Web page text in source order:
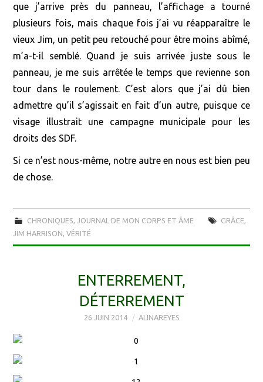
que j’arrive près du panneau, l’affichage a tourné
plusieurs fois, mais chaque fois j’ai vu réapparaître le
vieux Jim, un petit peu retouché pour être moins abîmé,
m’a-t-il semblé. Quand je suis arrivée juste sous le
panneau, je me suis arrêtée le temps que revienne son
tour dans le roulement. C’est alors que j’ai dû bien
admettre qu’il s’agissait en fait d’un autre, puisque ce
visage illustrait une campagne municipale pour les
droits des SDF.
Si ce n’est nous-même, notre autre en nous est bien peu
de chose.
CHRONIQUES JOURNAL DE MON CORPS ET ÂME GRÂCE
JIM HARRISON ,VÉRITÉ
ENTERREMENT,
DÉTERREMENT
26 JUIN 2014 ALINAREYES